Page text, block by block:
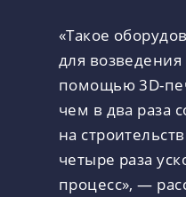
«Такое
для
помощью 3D-
чем в два раза
на
четыре раза
процесс», —